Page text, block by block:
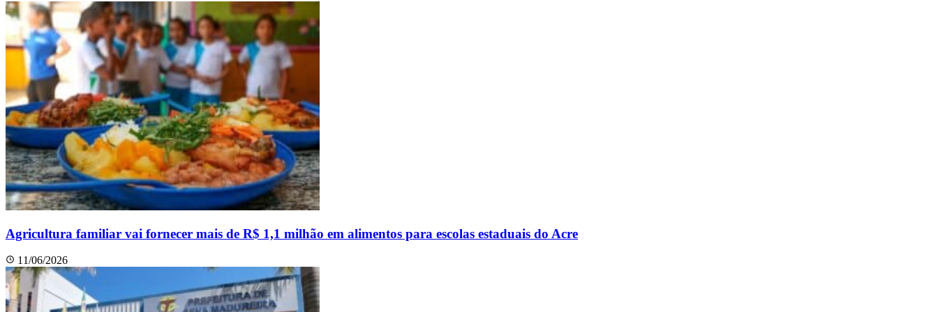
Agricultura familiar vai fornecer mais de R$ 1,1 milhão em alimentos para escolas estaduais do Acre
11/06/2026